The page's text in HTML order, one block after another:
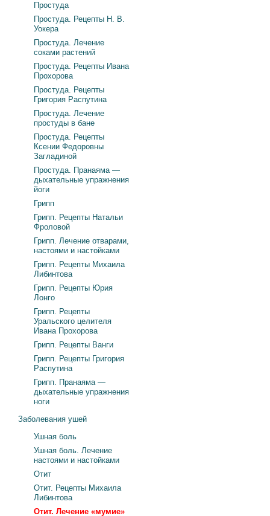
Простуда
Простуда. Рецепты Н. В.
Уокера
Простуда. Лечение
соками растений
Простуда. Рецепты Ивана
Прохорова
Простуда. Рецепты
Григория Распутина
Простуда. Лечение
простуды в бане
Простуда. Рецепты
Ксении Федоровны
Загладиной
Простуда. Пранаяма —
дыхательные упражнения
йоги
Грипп
Грипп. Рецепты Натальи
Фроловой
Грипп. Лечение отварами,
настоями и настойками
Грипп. Рецепты Михаила
Либинтова
Грипп. Рецепты Юрия
Лонго
Грипп. Рецепты
Уральского целителя
Ивана Прохорова
Грипп. Рецепты Ванги
Грипп. Рецепты Григория
Распутина
Грипп. Пранаяма —
дыхательные упражнения
ноги
Заболевания ушей
Ушная боль
Ушная боль. Лечение
настоями и настойками
Отит
Отит. Рецепты Михаила
Либинтова
Отит. Лечение «мумие»